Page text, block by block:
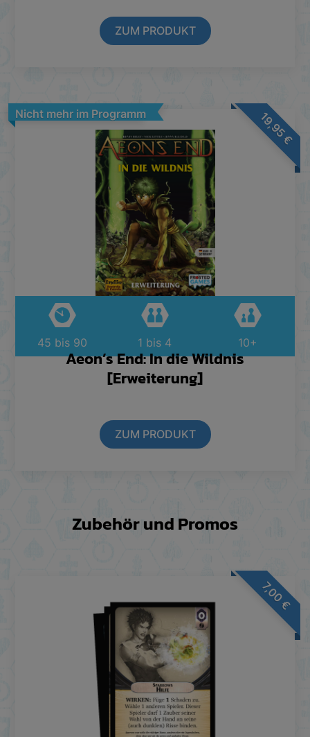
ZUM PRODUKT
Aeon’s End: In die Wildnis
[Erweiterung]
ZUM PRODUKT
45 bis 90 1 bis 4 10+
19,95
€
Nicht mehr im Programm
Zubehör und Promos
7,00
€